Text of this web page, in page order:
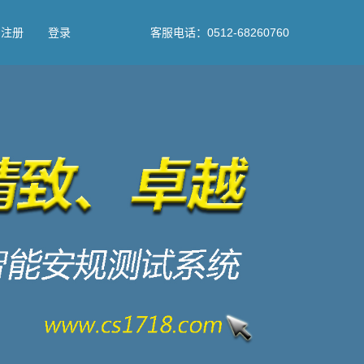
客服电话：0512-68260760
注册 登录